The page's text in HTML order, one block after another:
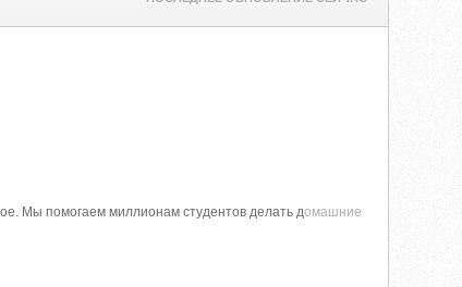
Мы помогаем миллионам студентов делать домашние